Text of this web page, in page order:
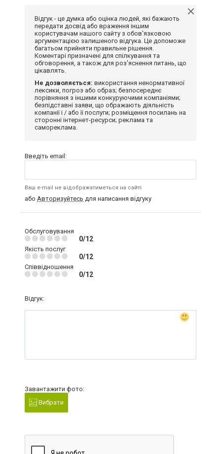
Відгук - це думка або оцінка людей, які бажають
передати досвід або враження іншим
користувачам нашого сайту з обов'язковою
аргументацією залишеного відгука. Це допоможе
багатьом прийняти правильне рішення.
Коментарі призначені для спілкування та
обговорення, а також для роз'яснення питань, що
цікавлять.
Не дозволяється: використання ненормативної
лексики, погроз або образ; безпосереднє
порівняння з іншими конкуруючими компаніями;
безпідставні заяви, що ображають діяльність
компанії і / або її послуги; розміщення посилань на
сторонні інтернет-ресурси; реклама та
самореклама.
Введіть email:
Ваш e-mail не відображатиметься на сайті
або Авторизуйтесь для написання відгуку
Обслуговування
0/12
Якість послуг
0/12
Співвідношення
0/12
Відгук:
Завантажити фото:
Вибрати